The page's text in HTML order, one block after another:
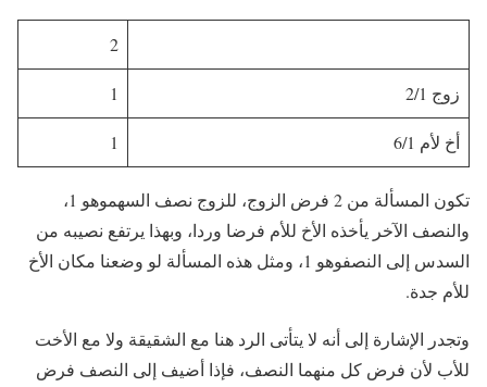
2
زوج 2/1 1
أخ لأم 6/1 1
تكون المسألة من 2 فرض الزوج، للزوج نصف السهموهو 1،
والنصف الآخر يأخذه الأخ للأم فرضا وردا، وبهذا يرتفع نصيبه من
السدس إلى النصفوهو 1، ومثل هذه المسألة لو وضعنا مكان الأخ
للأم جدة.
وتجدر الإشارة إلى أنه لا يتأتى الرد هنا مع الشقيقة ولا مع الأخت
للأب لأن فرض كل منهما النصف، فإذا أضيف إلى النصف فرض